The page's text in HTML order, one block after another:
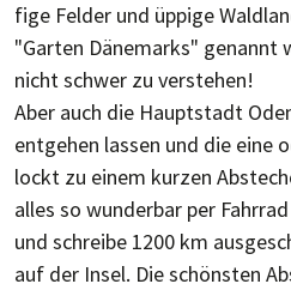
fige Fel­der und üppi­ge
"Garten Däne­marks" ge­nannt
nicht schwer zu ver­stehen!
Aber auch die Haupt­stadt
ent­ge­hen las­sen und die eine
lockt zu einem kur­zen
al­les so wun­der­bar per
und schreibe 1200 km
auf der Insel. Die schöns­ten